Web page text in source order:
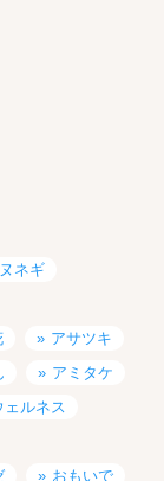
ネギ
アサツキ
アミタケ
ェルネス
おもいで